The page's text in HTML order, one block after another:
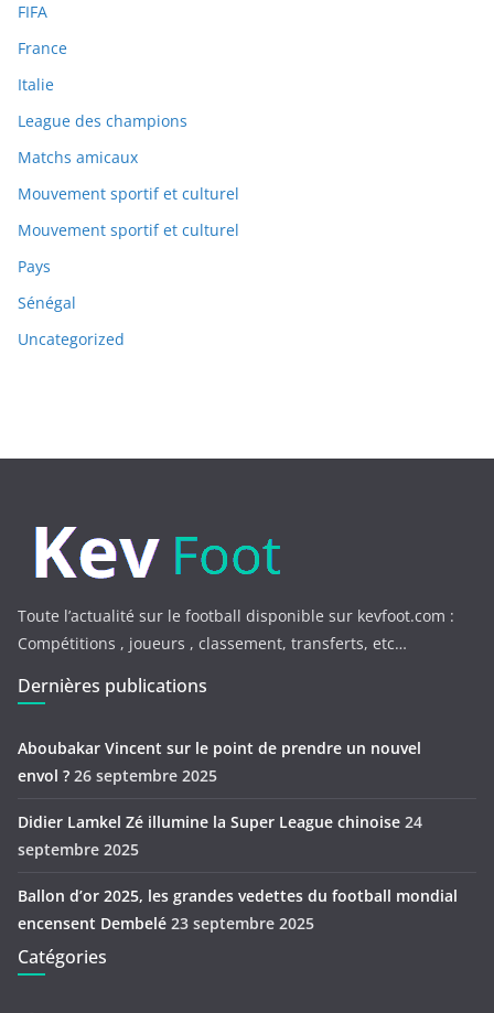
FIFA
France
Italie
League des champions
Matchs amicaux
Mouvement sportif et culturel
Mouvement sportif et culturel
Pays
Sénégal
Uncategorized
Toute l’actualité sur le football disponible sur kevfoot.com :
Compétitions , joueurs , classement, transferts, etc…
Dernières publications
Aboubakar Vincent sur le point de prendre un nouvel
envol ? 26 septembre 2025
Didier Lamkel Zé illumine la Super League chinoise 24
septembre 2025
Ballon d’or 2025, les grandes vedettes du football mondial
encensent Dembelé 23 septembre 2025
Catégories